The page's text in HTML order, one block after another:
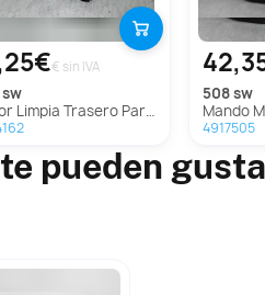
€ sin IVA
Limpia Trasero Para Peugeot 508 Sw
508 sw
Mando
4917505
pueden